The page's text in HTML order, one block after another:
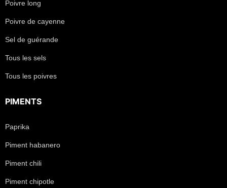
Poivre long
Poivre de cayenne
Sel de guérande
Tous les sels
Tous les poivres
PIMENTS
Paprika
Piment habanero
Piment chili
Piment chipotle